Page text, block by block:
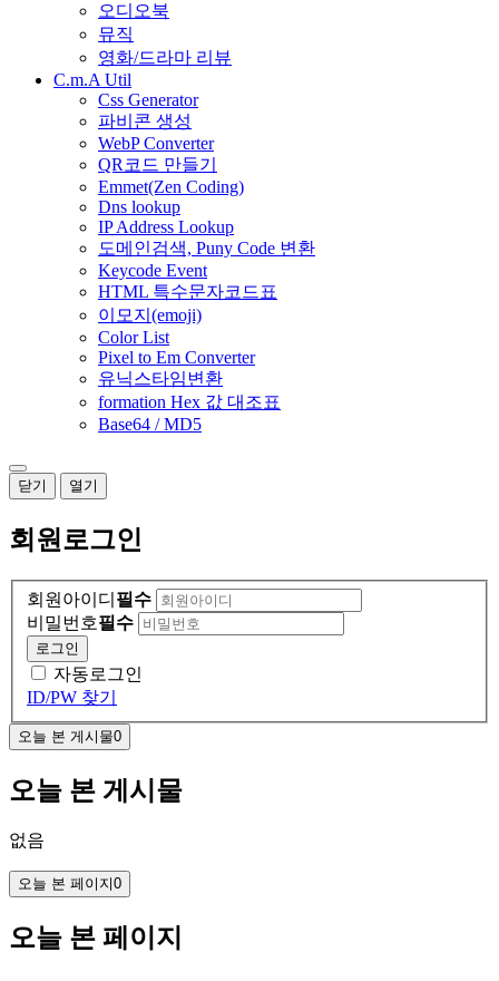
오디오북
뮤직
영화/드라마 리뷰
C.m.A Util
Css Generator
파비콘 생성
WebP Converter
QR코드 만들기
Emmet(Zen Coding)
Dns lookup
IP Address Lookup
도메인검색, Puny Code 변환
Keycode Event
HTML 특수문자코드표
이모지(emoji)
Color List
Pixel to Em Converter
유닉스타임변환
formation Hex 값 대조표
Base64 / MD5
닫기 열기
회원 로그인
회원아이디 필수
비밀번호필수
로그인
자동로그인
ID/PW 찾기
오늘 본 게시물0
오늘 본 게시물
없음
오늘 본 페이지0
오늘 본 페이지